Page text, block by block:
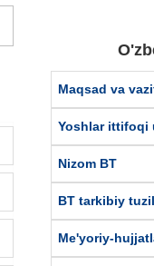
Maqsad va
Yoshlar ittifoqi
Nizom BT
BT tarkibiy
Me'yoriy-